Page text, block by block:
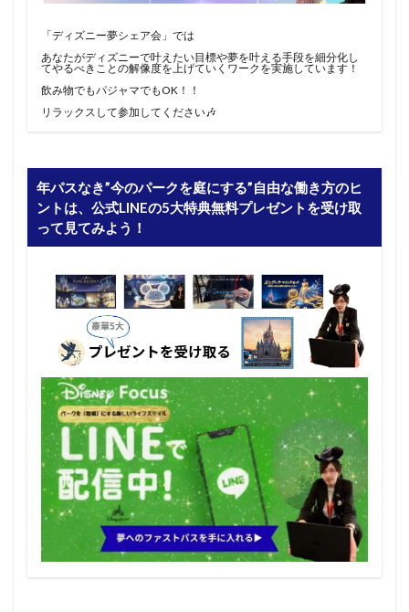
「ディズニー夢シェア会」では
あなたがディズニーで叶えたい目標や夢を叶える手段を細分化し
てやるべきことの解像度を上げていくワークを実施しています！
飲み物でもパジャマでもOK！！
リラックスして参加してください🎶
年パスなき”今のパークを庭にする”自由な働き方のヒ
ントは、公式LINEの5大特典無料プレゼントを受け取
って見てみよう！